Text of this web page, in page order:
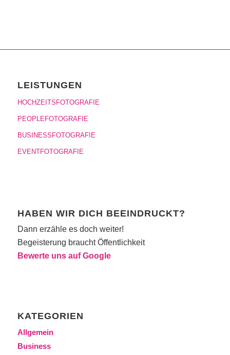
LEISTUNGEN
HOCHZEITSFOTOGRAFIE
PEOPLEFOTOGRAFIE
BUSINESSFOTOGRAFIE
EVENTFOTOGRAFIE
HABEN WIR DICH BEEINDRUCKT?
Dann erzähle es doch weiter!
Begeisterung braucht Öffentlichkeit
Bewerte uns auf Google
KATEGORIEN
Allgemein
Business